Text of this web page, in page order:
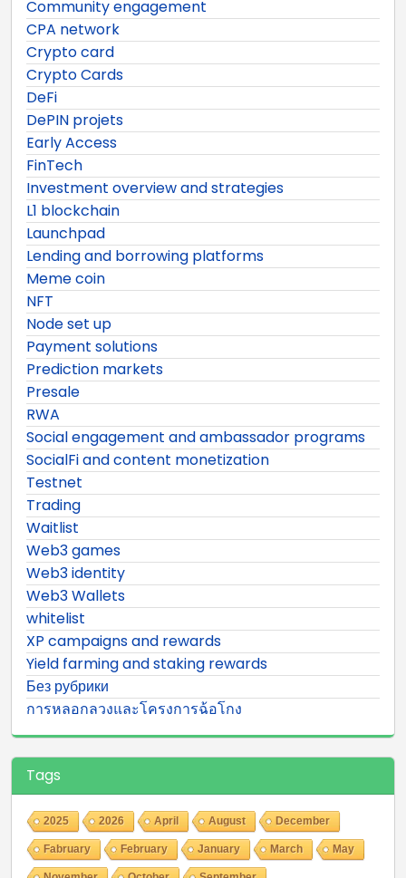
Community engagement
CPA network
Crypto card
Crypto Cards
DeFi
DePIN projets
Early Access
FinTech
Investment overview and strategies
L1 blockchain
Launchpad
Lending and borrowing platforms
Meme coin
NFT
Node set up
Payment solutions
Prediction markets
Presale
RWA
Social engagement and ambassador programs
SocialFi and content monetization
Testnet
Trading
Waitlist
Web3 games
Web3 identity
Web3 Wallets
whitelist
XP campaigns and rewards
Yield farming and staking rewards
Без рубрики
การหลอกลวงและโครงการฉ้อโกง
Tags
2025 2026 April August December
Fabruary February January March May